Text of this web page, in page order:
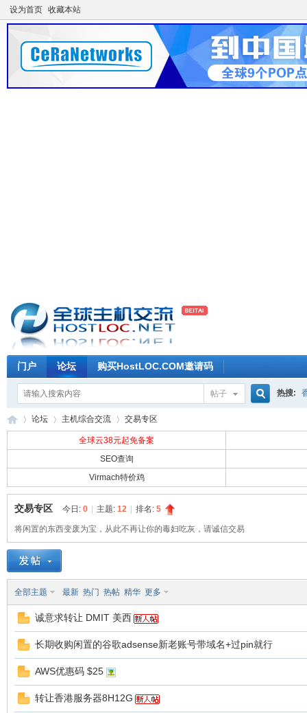
设为首页 收藏本站
门户 论坛 购买HostLOC.COM邀请码
帖子 热搜:
论坛 主机综合交流
›
交易专区
全球云38元起免备案
SEO查询
Virmach特价鸡
交易专区 今日: 0 主题: 12 排名: 5
将闲置的东西变废为宝，从此不再让你的毒妇吃灰，请诚信交易
全部主题 最新 热门 热帖 精华 更多
诚意求转让 DMIT 美西
长期收购闲置的谷歌adsense新老账号带域名+过pin就行
AWS优惠码 $25
转让香港服务器8H12G